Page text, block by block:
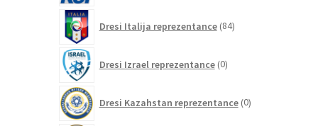
Dresi Italija reprezentance 84izdelkov
Dresi Izrael reprezentance 0izdelkov
Dresi Kazahstan reprezentance 0izdelkov